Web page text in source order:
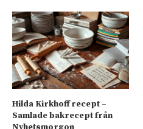
Hilda Kirkhoff recept –
Samlade bakrecept från